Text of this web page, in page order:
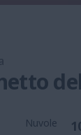
Nuvole